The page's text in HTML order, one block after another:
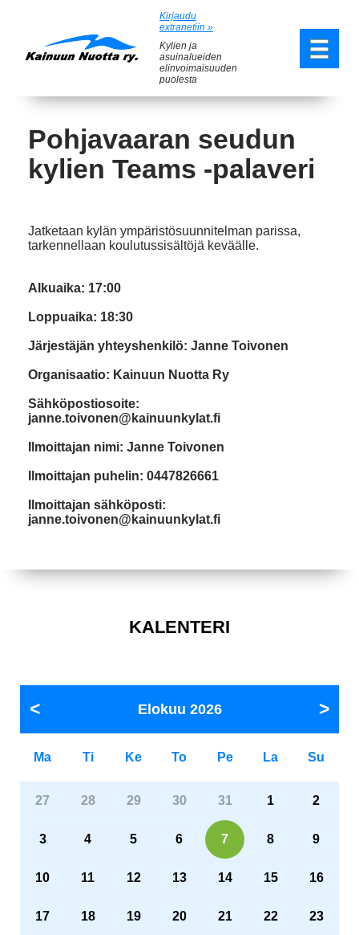
Kirjaudu
extranetiin »
Kylien ja
asuinalueiden
elinvoimaisuuden
puolesta
Pohjavaaran seudun
kylien Teams -palaveri
Jatketaan kylän ympäristösuunnitelman parissa,
tarkennellaan koulutussisältöjä keväälle.
Alkuaika: 17:00
Loppuaika: 18:30
Järjestäjän yhteyshenkilö: Janne Toivonen
Organisaatio: Kainuun Nuotta Ry
Sähköpostiosoite:
janne.toivonen@kainuunkylat.fi
Ilmoittajan nimi: Janne Toivonen
Ilmoittajan puhelin: 0447826661
Ilmoittajan sähköposti:
janne.toivonen@kainuunkylat.fi
KALENTERI
Elokuu 2026
Ma Ti Ke To Pe La Su
27 28 29 30 31 1 2
3 4 5 6 7 8 9
10 11 12 13 14 15 16
17 18 19 20 21 22 23